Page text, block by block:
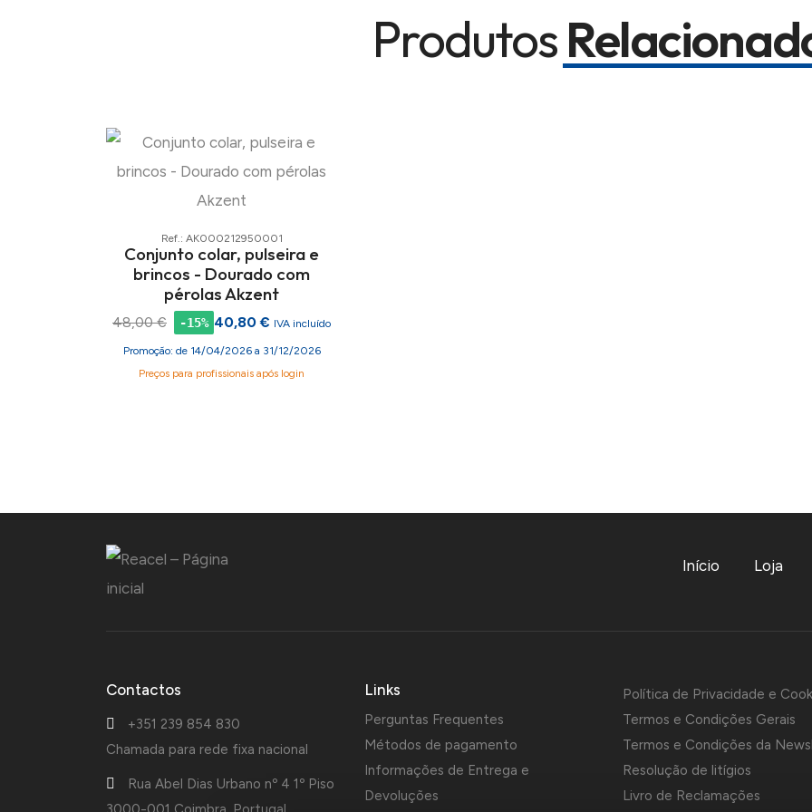
Produtos
Ref.: AK000212950001
Conjunto colar, pulseira e
brincos - Dourado com
pérolas Akzent
48,00 € -15% 40,80 € IVA incluído
Promoção: de 14/04/2026 a 31/12/2026
Preços para profissionais após login
Início Loja
Contactos
+351 239 854 830
Chamada para rede fixa nacional
Rua Abel Dias Urbano nº 4 1º Piso
Links
Perguntas Frequentes
Métodos de pagamento
Informações de Entrega e
Devoluções
Política de Privacidade e
Termos e Condições Gerais
Termos e Condições da
Resolução de litígios
Livro de Reclamações